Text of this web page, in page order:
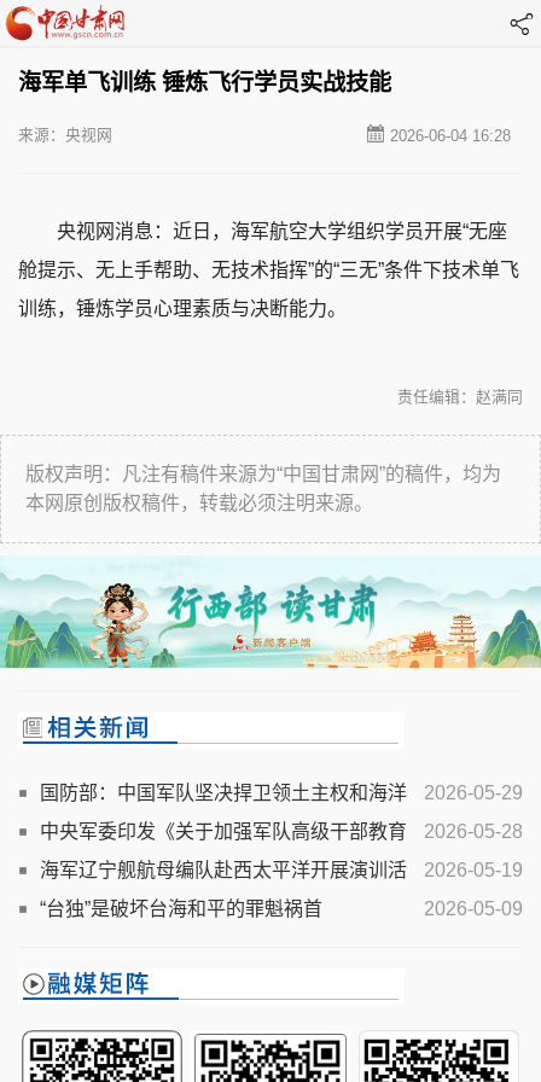
海军单飞训练 锤炼飞行学员实战技能
2026-06-04 16:28
来源：央视网
央视网消息：近日，海军航空大学组织学员开展“无座
舱提示、无上手帮助、无技术指挥”的“三无”条件下技术单飞
训练，锤炼学员心理素质与决断能力。
责任编辑：赵满同
版权声明：凡注有稿件来源为“中国甘肃网”的稿件，均为
本网原创版权稿件，转载必须注明来源。
2026-05-29
国防部：中国军队坚决捍卫领土主权和海洋
权益
2026-05-28
中央军委印发《关于加强军队高级干部教育
管理监督的若干措施》
2026-05-19
海军辽宁舰航母编队赴西太平洋开展演训活
动
2026-05-09
“台独”是破坏台海和平的罪魁祸首